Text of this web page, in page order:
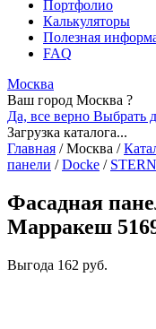
Портфолио
Калькуляторы
Полезная
FAQ
Москва
Ваш город Москва ?
Да, все верно Выбрать
Загрузка каталога...
Главная /Москва /
панели / Docke / STERN
Фасадная
Марракеш
Выгода 162 руб.